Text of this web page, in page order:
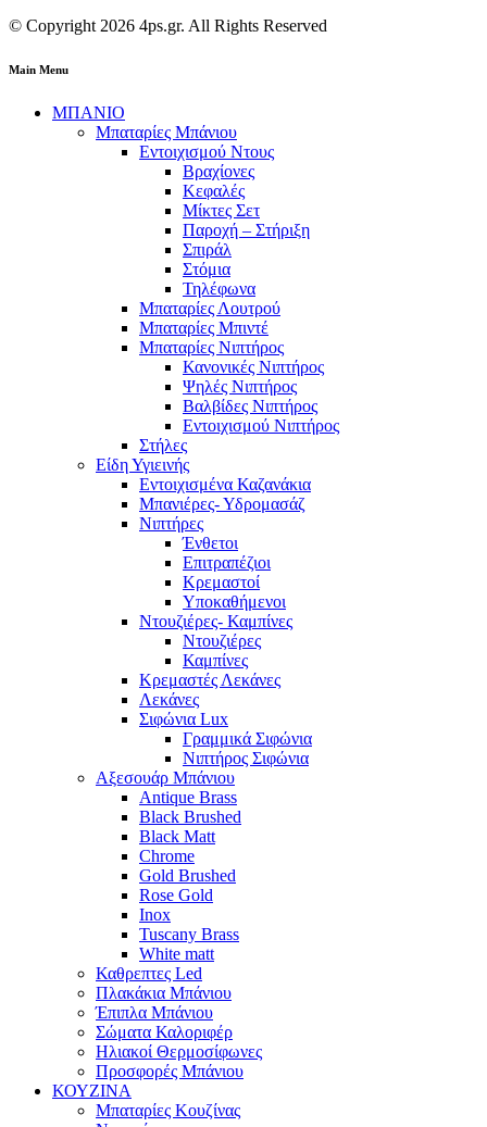
© Copyright 2026 4ps.gr. All Rights Reserved
Main Menu
ΜΠΑΝΙΟ
Μπαταρίες Μπάνιου
Εντοιχισμού Ντους
Βραχίονες
Κεφαλές
Μίκτες Σετ
Παροχή – Στήριξη
Σπιράλ
Στόμια
Τηλέφωνα
Μπαταρίες Λουτρού
Μπαταρίες Μπιντέ
Μπαταρίες Νιπτήρος
Κανονικές Νιπτήρος
Ψηλές Νιπτήρος
Βαλβίδες Νιπτήρος
Εντοιχισμού Νιπτήρος
Στήλες
Είδη Υγιεινής
Εντοιχισμένα Καζανάκια
Μπανιέρες- Υδρομασάζ
Νιπτήρες
Ένθετοι
Επιτραπέζιοι
Κρεμαστοί
Υποκαθήμενοι
Ντουζιέρες- Καμπίνες
Ντουζιέρες
Καμπίνες
Κρεμαστές Λεκάνες
Λεκάνες
Σιφώνια Lux
Γραμμικά Σιφώνια
Νιπτήρος Σιφώνια
Αξεσουάρ Μπάνιου
Antique Brass
Black Brushed
Black Matt
Chrome
Gold Brushed
Rose Gold
Inox
Tuscany Brass
White matt
Καθρεπτες Led
Πλακάκια Μπάνιου
Έπιπλα Μπάνιου
Σώματα Καλοριφέρ
Ηλιακοί Θερμοσίφωνες
Προσφορές Μπάνιου
ΚΟΥΖΙΝΑ
Μπαταρίες Κουζίνας